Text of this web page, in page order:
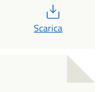
Scarica